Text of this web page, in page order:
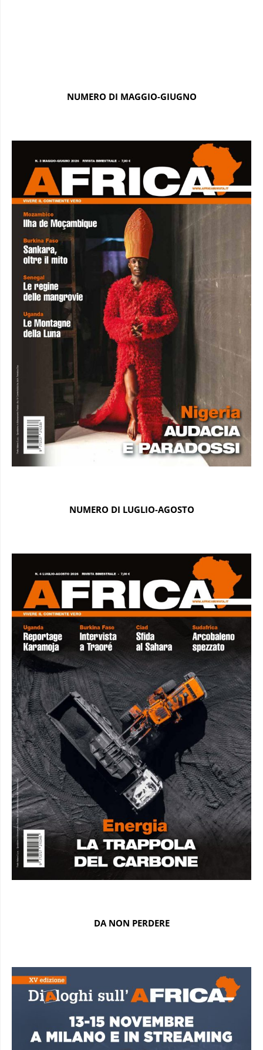
NUMERO DI MAGGIO-GIUGNO
NUMERO DI LUGLIO-AGOSTO
DA NON PERDERE